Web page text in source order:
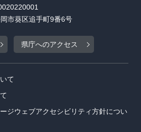
市葵区追手町9番6号
県庁へのアクセス
て
ジウェブアクセシビリティ方針につい